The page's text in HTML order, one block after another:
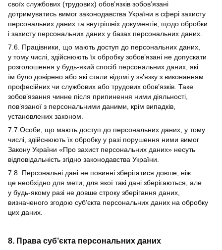
своїх службових (трудових) обов’язків зобов’язані
дотримуватись вимог законодавства України в сфері захисту
персональних даних та внутрішніх документів, щодо обробки
і захисту персональних даних у базах персональних даних.
7.6. Працівники, що мають доступ до персональних даних,
у тому числі, здійснюють їх обробку зобов’язані не допускати
розголошення у будь-який спосіб персональних даних, які
їм було довірено або які стали відомі у зв’язку з виконанням
професійних чи службових або трудових обов’язків. Таке
зобов’язання чинне після припинення ними діяльності,
пов’язаної з персональними даними, крім випадків,
установлених законом.
7.7.Особи, що мають доступ до персональних даних, у тому
числі, здійснюють їх обробку у разі порушення ними вимог
Закону України «Про захист персональних даних» несуть
відповідальність згідно законодавства України.
7.8. Персональні дані не повинні зберігатися довше, ніж
це необхідно для мети, для якої такі дані зберігаються, але
у будь-якому разі не довше строку зберігання даних,
визначеного згодою суб’єкта персональних даних на обробку
цих даних.
8. Права суб’єкта персональних даних